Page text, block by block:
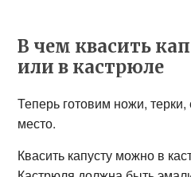
В чем квасить
или в кастрюле
Теперь готовим ножи,
место.
Квасить капусту можно в